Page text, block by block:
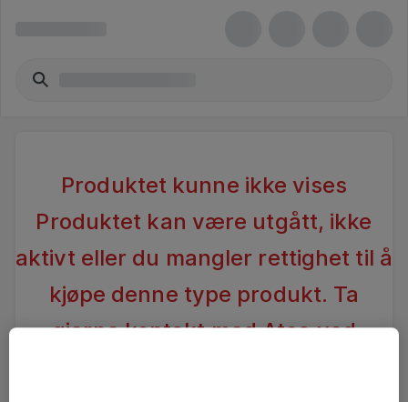
Produktet kunne ikke vises
Produktet kan være utgått, ikke
aktivt eller du mangler rettighet til å
kjøpe denne type produkt. Ta
gjerne kontakt med Atea ved